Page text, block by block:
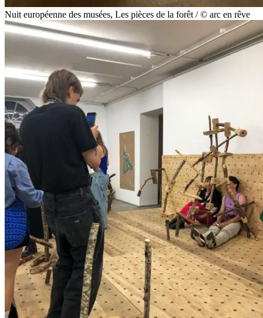
Nuit européenne des musées, Les pièces de la forêt / © arc en rêve